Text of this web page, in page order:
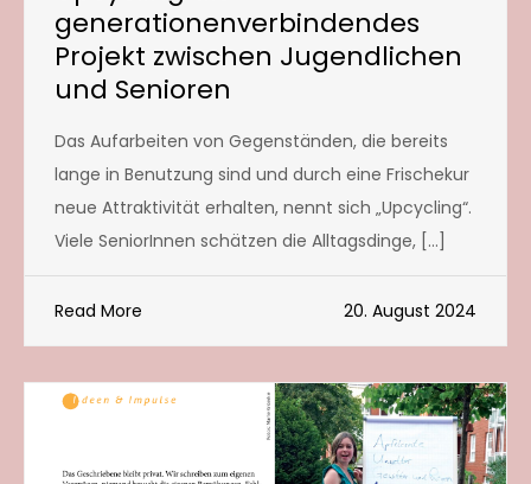
generationenverbindendes
Projekt zwischen Jugendlichen
und Senioren
Das Aufarbeiten von Gegenständen, die bereits
lange in Benutzung sind und durch eine Frischekur
neue Attraktivität erhalten, nennt sich „Upcycling“.
Viele SeniorInnen schätzen die Alltagsdinge, […]
Read More 20. August 2024